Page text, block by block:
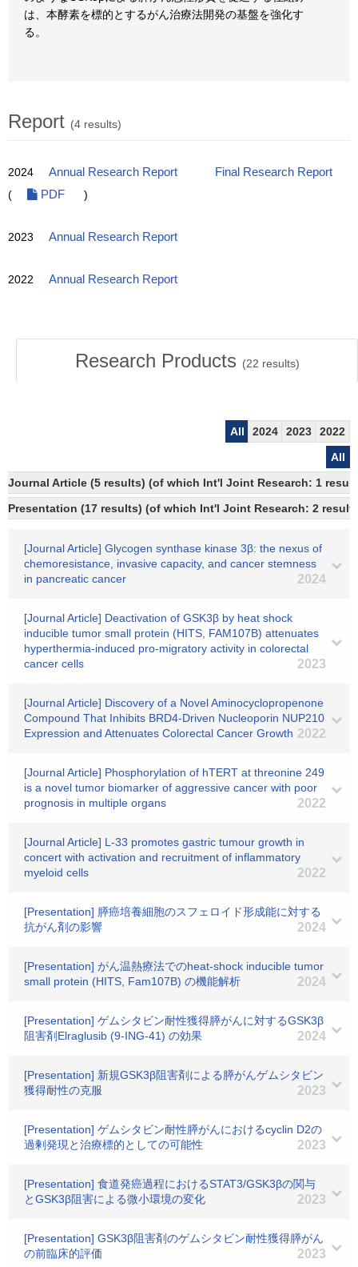
は、本酵素を標的とするがん治療法開発の基盤を強化す
る。
Report (4 results)
2024 Annual Research Report
Final Research Report
(
PDF )
2023 Annual Research Report
2022 Annual Research Report
Research Products (22 results)
All 2024 2023
2022
All
Journal Article (5 results) (of which Int'l Joint Research: 1
Presentation (17 results) (of which Int'l Joint Research: 2
[Journal Article] Glycogen synthase kinase 3β: the nexus of
chemoresistance, invasive capacity, and cancer stemness
in pancreatic cancer
2024
[Journal Article] Deactivation of GSK3β by heat shock
inducible tumor small protein (HITS, FAM107B) attenuates
hyperthermia-induced pro-migratory activity in colorectal
cancer cells
2023
[Journal Article] Discovery of a Novel Aminocyclopropenone
Compound That Inhibits BRD4-Driven Nucleoporin NUP210
Expression and Attenuates Colorectal Cancer Growth 2022
[Journal Article] Phosphorylation of hTERT at threonine 249
is a novel tumor biomarker of aggressive cancer with poor
prognosis in multiple organs
2022
[Journal Article] L-33 promotes gastric tumour growth in
concert with activation and recruitment of inflammatory
myeloid cells
2022
[Presentation] 膵癌培養細胞のスフェロイド形成能に対する
抗がん剤の影響
2024
[Presentation] がん温熱療法でのheat-shock inducible tumor
small protein (HITS, Fam107B) の機能解析
2024
[Presentation] ゲムシタビン耐性獲得膵がんに対するGSK3β
阻害剤Elraglusib (9-ING-41) の効果
2024
[Presentation] 新規GSK3β阻害剤による膵がんゲムシタビン
獲得耐性の克服
2023
[Presentation] ゲムシタビン耐性膵がんにおけるcyclin D2の
過剰発現と治療標的としての可能性
2023
[Presentation] 食道発癌過程におけるSTAT3/GSK3βの関与
とGSK3β阻害による微小環境の変化
2023
[Presentation] GSK3β阻害剤のゲムシタビン耐性獲得膵がん
の前臨床的評価
2023